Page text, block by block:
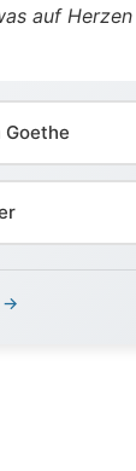
auf Herzen
Goethe
→